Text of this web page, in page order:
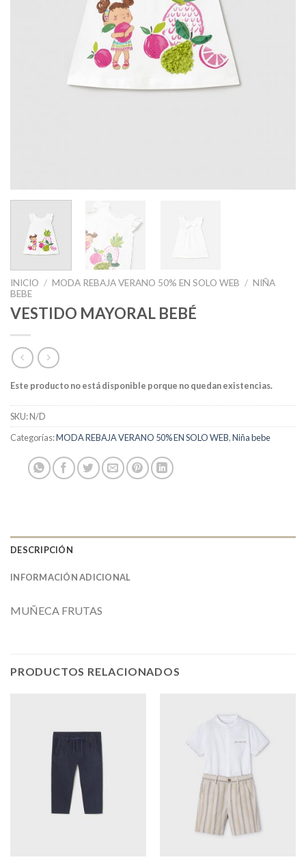
INICIO / MODA REBAJA VERANO 50% EN SOLO WEB / NIÑA
BEBE
VESTIDO MAYORAL BEBÉ
Este producto no está disponible porque no quedan existencias.
SKU:N/D
Categorías:MODA REBAJA VERANO 50% EN SOLO WEB,Niña bebe
DESCRIPCIÓN
INFORMACIÓN ADICIONAL
MUÑECA FRUTAS
PRODUCTOS RELACIONADOS